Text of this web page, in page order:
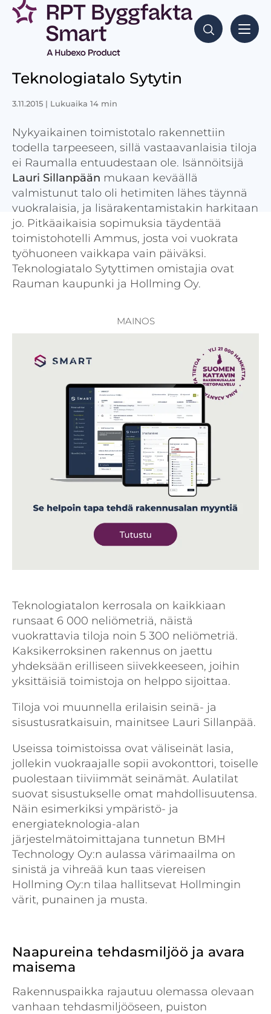
Teknologiatalo Sytytin
3.11.2015 | Lukuaika 14 min
Nykyaikainen toimistotalo rakennettiin
todella tarpeeseen, sillä vastaavanlaisia tiloja
ei Raumalla entuudestaan ole. Isännöitsijä
Lauri Sillanpään mukaan keväällä
valmistunut talo oli hetimiten lähes täynnä
vuokralaisia, ja lisärakentamistakin harkitaan
jo. Pitkäaikaisia sopimuksia täydentää
toimistohotelli Ammus, josta voi vuokrata
työhuoneen vaikkapa vain päiväksi.
Teknologiatalo Sytyttimen omistajia ovat
Rauman kaupunki ja Hollming Oy.
Teknologiatalon kerrosala on kaikkiaan
runsaat 6 000 neliömetriä, näistä
vuokrattavia tiloja noin 5 300 neliömetriä.
Kaksikerroksinen rakennus on jaettu
yhdeksään erilliseen siivekkeeseen, joihin
yksittäisiä toimistoja on helppo sijoittaa.
Tiloja voi muunnella erilaisin seinä- ja
sisustusratkaisuin, mainitsee Lauri Sillanpää.
Useissa toimistoissa ovat väliseinät lasia,
jollekin vuokraajalle sopii avokonttori, toiselle
puolestaan tiiviimmät seinämät. Aulatilat
suovat sisustukselle omat mahdollisuutensa.
Näin esimerkiksi ympäristö- ja
energiateknologia-alan
järjestelmätoimittajana tunnetun BMH
Technology Oy:n aulassa värimaailma on
sinistä ja vihreää kun taas viereisen
Hollming Oy:n tilaa hallitsevat Hollmingin
värit, punainen ja musta.
Naapureina tehdasmiljöö ja avara
maisema
Rakennuspaikka rajautuu olemassa olevaan
vanhaan tehdasmiljööseen, puiston